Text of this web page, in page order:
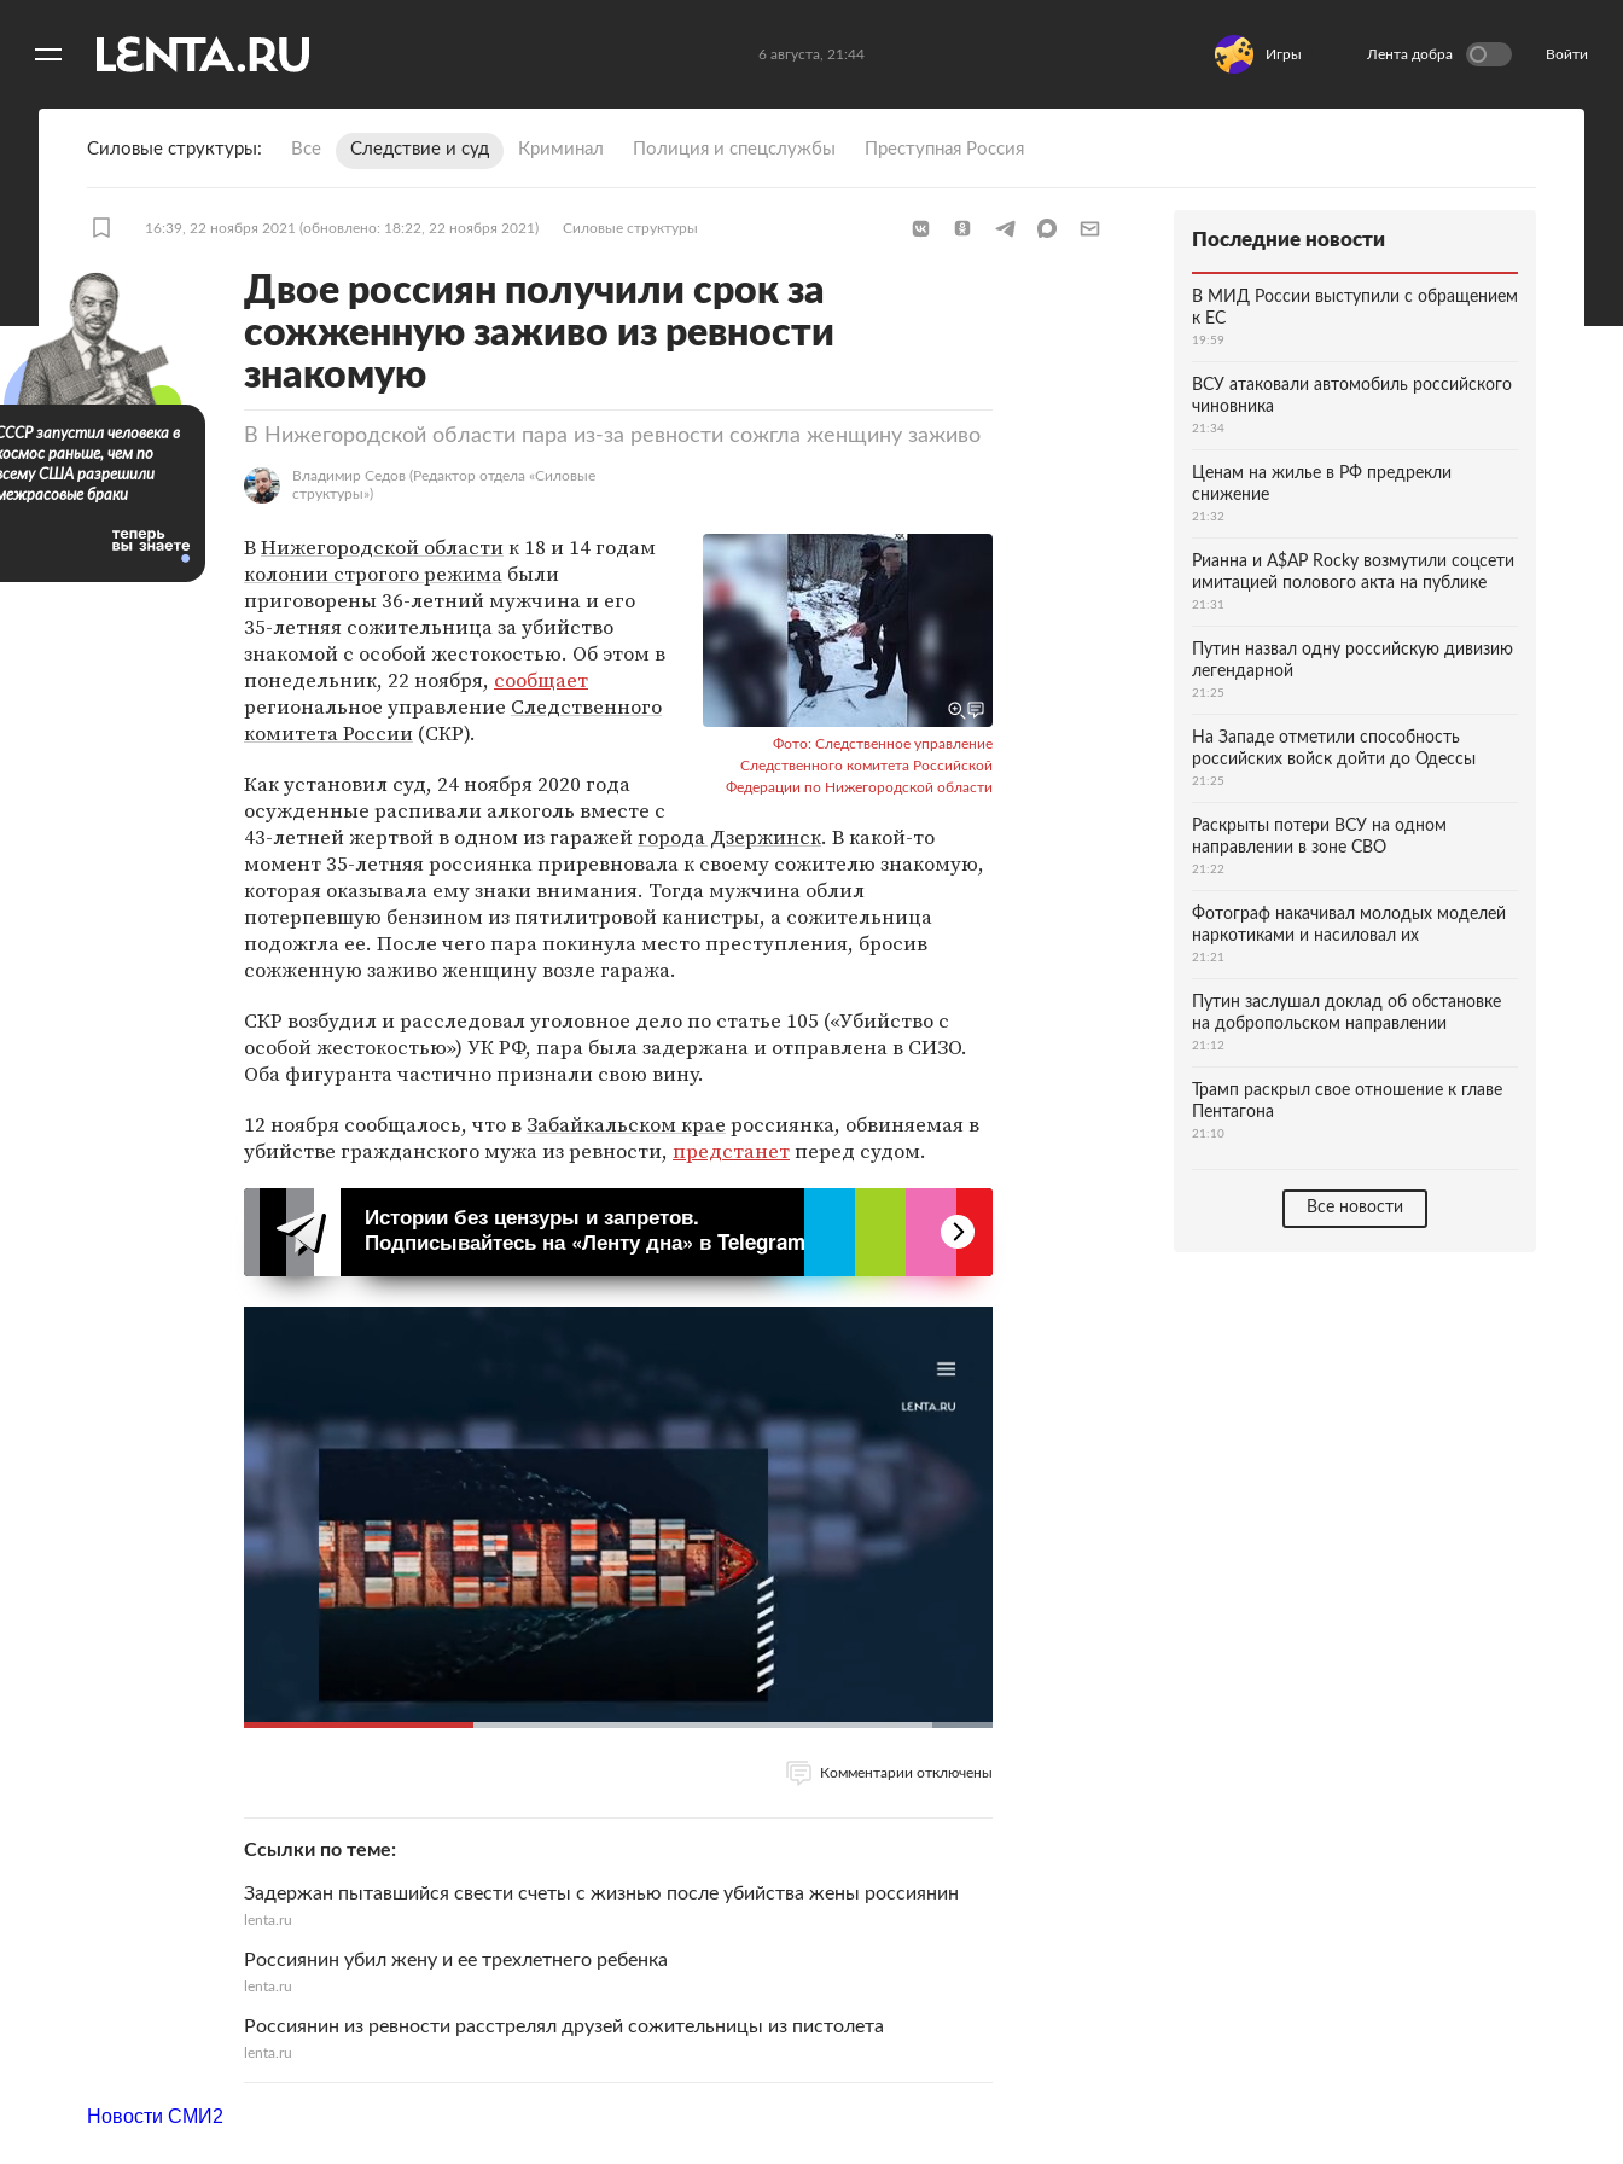
6 августа, 21:44 Игры Лента добра Войти
Силовые структуры Все Следствие и суд Криминал Полиция и спецслужбы Преступная Россия
16:39, 22 ноября 2021 (обновлено: 18:22, 22 ноября 2021) Силовые структуры
Двое россиян получили срок за
сожженную заживо из ревности
знакомую
В Нижегородской области пара из-за ревности сожгла женщину заживо
Владимир Седов (Редактор отдела «Силовые
структуры»)
Фото: Следственное управление
Следственного комитета Российской
Федерации по Нижегородской области
ВНижегородской областик 18 и 14 годам
колонии строгого режима были
приговорены 36-летний мужчина и его
35-летняя сожительница за убийство
знакомой с особой жестокостью. Об этом в
понедельник, 22 ноября, сообщает
региональное управление Следственного
комитета России (СКР).
Как установил суд, 24 ноября 2020 года
осужденные распивали алкоголь вместе с
43-летней жертвой в одном из гаражейгорода Дзержинск. В какой-то
момент 35-летняя россиянка приревновала к своему сожителю знакомую,
которая оказывала ему знаки внимания. Тогда мужчина облил
потерпевшую бензином из пятилитровой канистры, а сожительница
подожгла ее. После чего пара покинула место преступления, бросив
сожженную заживо женщину возле гаража.
СКР возбудил и расследовал уголовное дело по статье 105 («Убийство с
особой жестокостью») УК РФ, пара была задержана и отправлена в СИЗО.
Оба фигуранта частично признали свою вину.
12 ноября сообщалось, что в Забайкальском крае россиянка, обвиняемая в
убийстве гражданского мужа из ревности, предстанетперед судом.
Истории без цензуры и запретов.
Подписывайтесь на «Ленту дна» в Telegram
Комментарии отключены
Ссылки по теме
Задержан пытавшийся свести счеты с жизнью после убийства жены россиянин
lenta.ru
Россиянин убил жену и ее трехлетнего ребенка
lenta.ru
Россиянин из ревности расстрелял друзей сожительницы из пистолета
lenta.ru
запустил человека в
раньше, чем по
США разрешили
браки
Последние новости
В МИД России выступили с обращением
к ЕС
19:59
ВСУ атаковали автомобиль российского
чиновника
21:34
Ценам на жилье в РФ предрекли
снижение
21:32
Рианна и A$AP Rocky возмутили соцсети
имитацией полового акта на публике
21:31
Путин назвал одну российскую дивизию
легендарной
21:25
На Западе отметили способность
российских войск дойти до Одессы
21:25
Раскрыты потери ВСУ на одном
направлении в зоне СВО
21:22
Фотограф накачивал молодых моделей
наркотиками и насиловал их
21:21
Путин заслушал доклад об обстановке
на добропольском направлении
21:12
Трамп раскрыл свое отношение к главе
Пентагона
21:10
Все новости
Новости СМИ2